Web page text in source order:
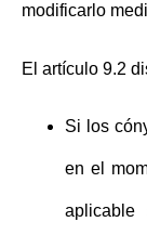
modificarlo
El artículo 9.2
Si los
en el
aplicable